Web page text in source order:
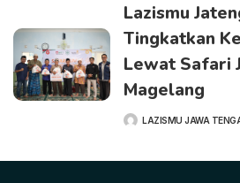
Lazismu
Tingkatkan
Lewat Safari
Magelang
POSTEDLAZISMU JAWA